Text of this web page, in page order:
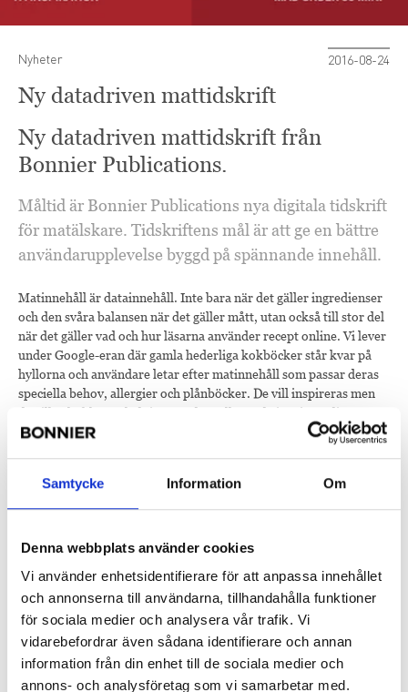
Samtycke Information Om
Denna webbplats använder cookies
Vi använder enhetsidentifierare för att anpassa innehållet
och annonserna till användarna, tillhandahålla funktioner
för sociala medier och analysera vår trafik. Vi
vidarebefordrar även sådana identifierare och annan
information från din enhet till de sociala medier och
annons- och analysföretag som vi samarbetar med.
Nyheter 2016-08-24
Ny datadriven mattidskrift
Ny datadriven mattidskrift från
Bonnier Publications.
Måltid är Bonnier Publications nya digitala tidskrift
för matälskare. Tidskriftens mål är att ge en bättre
användarupplevelse byggd på spännande innehåll.
Matinnehåll är datainnehåll. Inte bara när det gäller ingredienser
och den svåra balansen när det gäller mått, utan också till stor del
när det gäller vad och hur läsarna använder recept online. Vi lever
under Google-eran där gamla hederliga kokböcker står kvar på
hyllorna och användare letar efter matinnehåll som passar deras
speciella behov, allergier och plånböcker. De vill inspireras men
de vill också ha vägledning när det gäller vad vissa ingredienser
ska användas tillsammans med. Vem har inte
användarna att hitta recept som innehåller en viss ingrediens men
utan jordnötter, ifall du lider av allergier eller har väldigt kräsna
barn. Recepten på webbplatsen kommer frånBo Bedre,I
Form,Tara, Allt om Matetc. och de har dataoptimerats för att
kunna användas bättre, både redaktionellt och kommersiellt. Med
en bra grund kommer det redaktionella teamet bakom Måltid att